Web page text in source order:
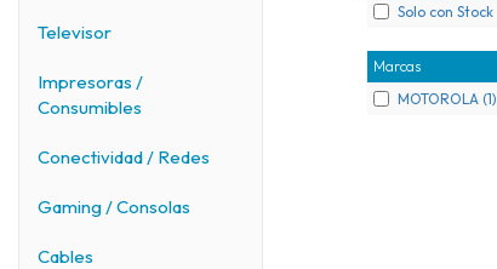
Televisor
Impresoras /
Consumibles
Conectividad / Redes
Gaming / Consolas
Cables
Solo con Stock
Marcas
MOTOROLA (1)